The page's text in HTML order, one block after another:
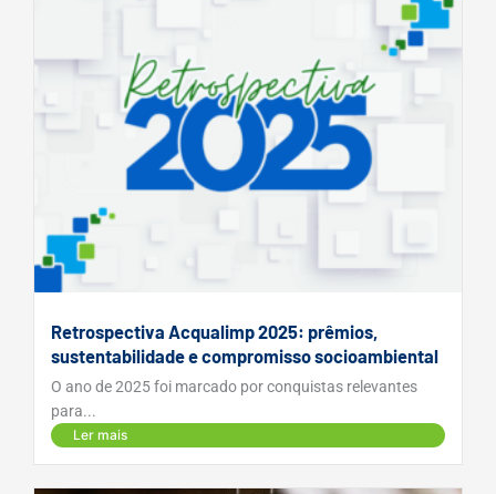
Retrospectiva Acqualimp 2025: prêmios,
sustentabilidade e compromisso socioambiental
O ano de 2025 foi marcado por conquistas relevantes
para...
Ler mais